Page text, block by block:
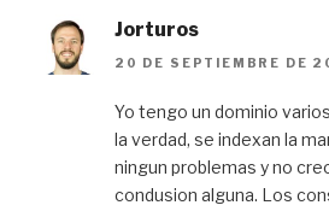
Jorturos
20 DE SEPTIEMBRE DE
Yo tengo un dominio
la verdad, se indexan la
ningun problemas y no
condusion alguna. Los